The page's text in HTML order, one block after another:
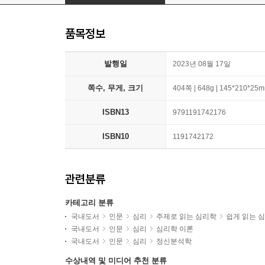
품목정보
발행일 2023년 08월 17일
쪽수, 무게, 크기 404쪽 | 648g |
ISBN13 9791191742176
ISBN10 1191742172
관련분류
카테고리 분류
국내도서 인문 심리 주제로 읽는 심리학
쉽게 읽는
국내도서
인문 심리
심리학 이론
국내도서
인문 심리 정신분석학
수상내역 및 미디어 추천 분류